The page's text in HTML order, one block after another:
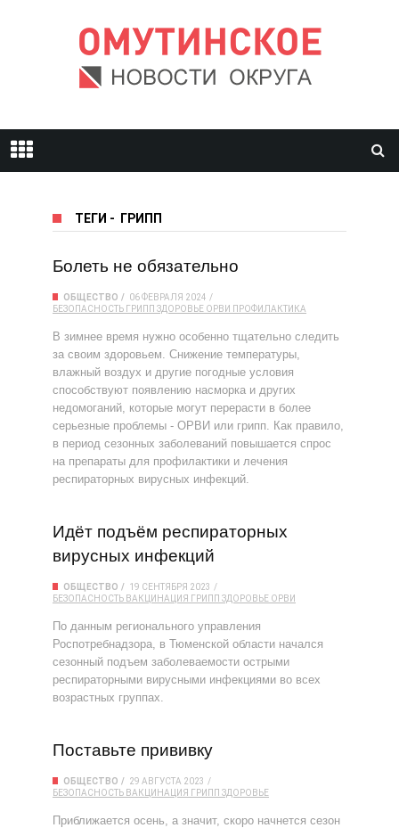
ТЕГИ - ГРИПП
Болеть не обязательно
ОБЩЕСТВО
06 ФЕВРАЛЯ 2024
БЕЗОПАСНОСТЬ ГРИПП ЗДОРОВЬЕ ОРВИ ПРОФИЛАКТИКА
В зимнее время нужно особенно тщательно следить
за своим здоровьем. Снижение температуры,
влажный воздух и другие погодные условия
способствуют появлению насморка и других
недомоганий, которые могут перерасти в более
серьезные проблемы - ОРВИ или грипп. Как правило,
в период сезонных заболеваний повышается спрос
на препараты для профилактики и лечения
респираторных вирусных инфекций.
Идёт подъём респираторных
вирусных инфекций
ОБЩЕСТВО
19 СЕНТЯБРЯ 2023
БЕЗОПАСНОСТЬ ВАКЦИНАЦИЯ ГРИПП ЗДОРОВЬЕ ОРВИ
По данным регионального управления
Роспотребнадзора, в Тюменской области начался
сезонный подъем заболеваемости острыми
респираторными вирусными инфекциями во всех
возрастных группах.
Поставьте прививку
ОБЩЕСТВО
29 АВГУСТА 2023
БЕЗОПАСНОСТЬ ВАКЦИНАЦИЯ ГРИПП ЗДОРОВЬЕ
Приближается осень, а значит, скоро начнется сезон